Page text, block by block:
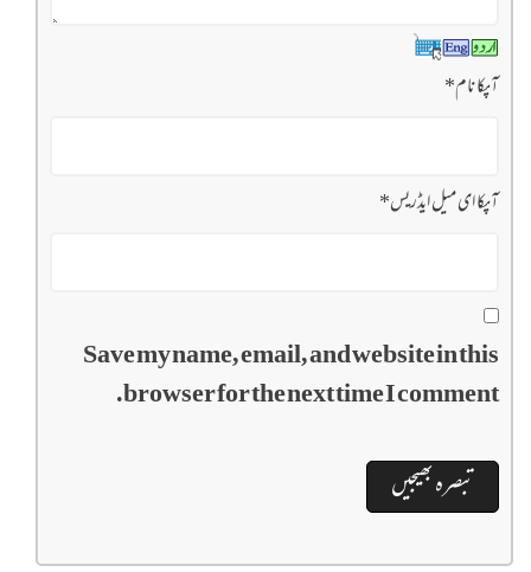
آپکا نام*
آپکا ای میل ایڈریس*
Save my name, email, and website in this
browser for the next time I comment.